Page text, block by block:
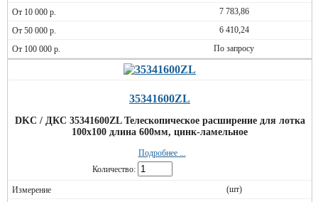
7 783,86
6 410,24
По запросу
35341600ZL
DKC / ДКС 35341600ZL Телескопическое расширение для лотка
100х100 длина 600мм, цинк-ламельное
Подробнее ...
Количество:
(шт)